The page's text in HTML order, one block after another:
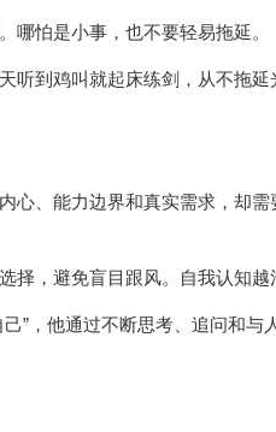
哪怕是小事，也不要轻易拖延。
听到鸡叫就起床练剑，从不拖
心、能力边界和真实需求，却
，避免盲目跟风。自我认知越
”，他通过不断思考、追问和